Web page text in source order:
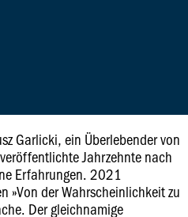
Garlicki, ein Überlebender von
Jahrzehnte nach
Erfahrungen. 2021
»Von der Wahrscheinlichkeit zu
Der gleichnamige